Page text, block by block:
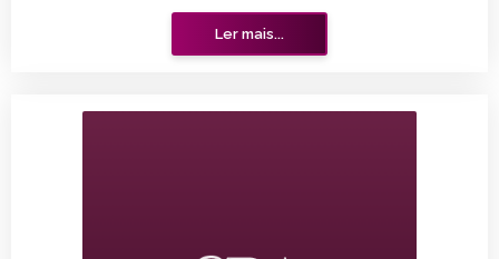
Ler mais...